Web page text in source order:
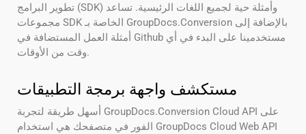
تطوير البرامج (SDK) وأمثلة حية لجميع اللغات الرئيسية. تساعد
مجموعات SDK الخاصة بـ GroupDocs.Conversion بالإضافة إلى
أمثلة العمل المستضافة في Github مستخدمينا على البدء في أي
وقت من الأوقات.
مستكشف واجهة برمجة التطبيقات
أسهل طريقة لتجربة GroupDocs.Conversion Cloud API على
الفور في متصفحك هي استخدام GroupDocs Cloud Web API